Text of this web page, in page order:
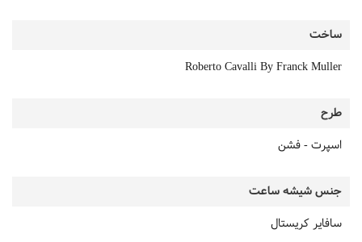
ساخت
Roberto Cavalli By Franck Muller
طرح
اسپرت - فشن
جنس شیشه ساعت
سافایر کریستال